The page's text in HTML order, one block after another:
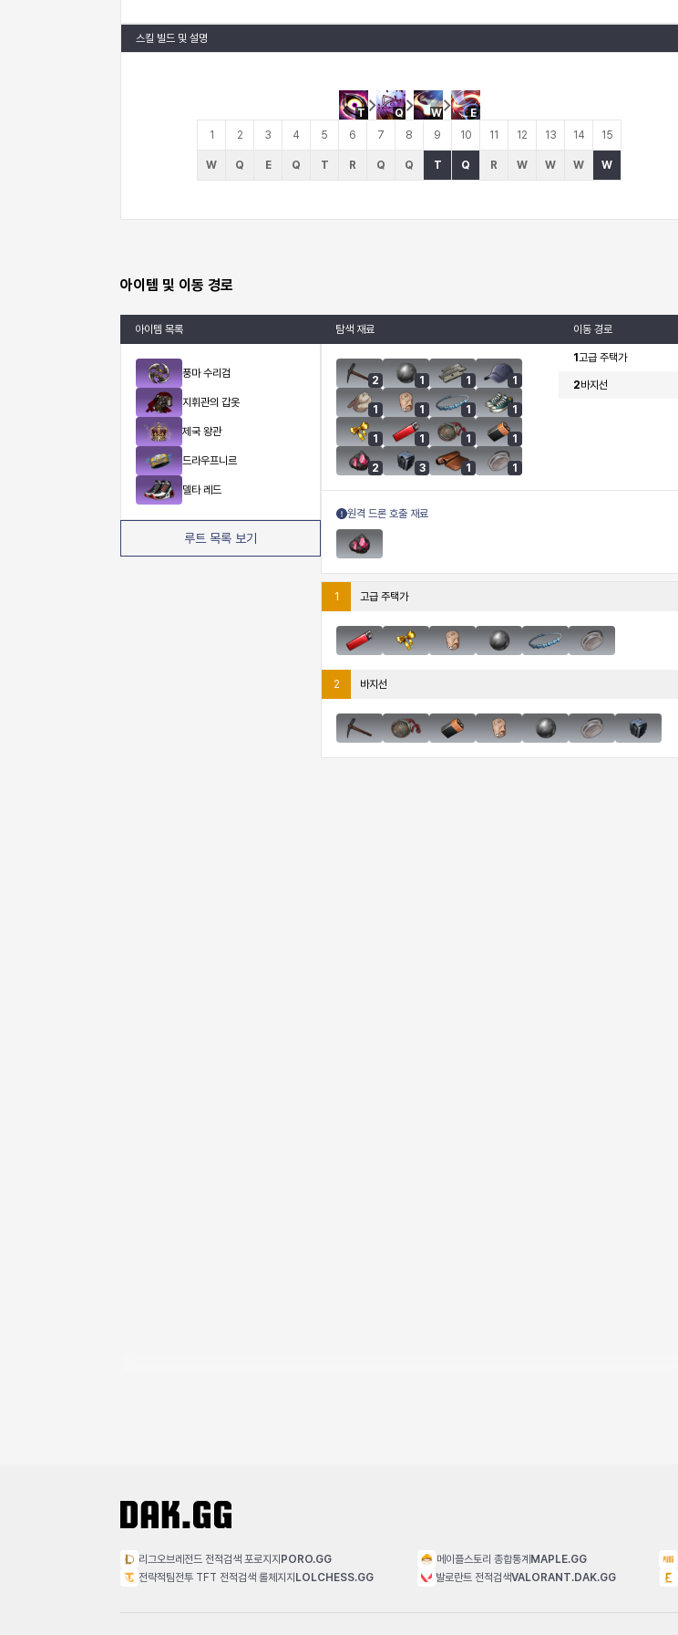
스킬 빌드 및 설명
T Q W
E
1
W
2
Q
3
E
4
Q
5
T
6
R
7
Q
8
Q
9
T
10
Q
11
R
12
W
13
W
14
W
15
W
아이템 및 이동 경로
아이템 목록
풍마 수리검
지휘관의 갑옷
제국 왕관
드라우프니르
델타 레드
루트 목록 보기
탐색 재료
2 1 1 1
1 1 1 1
1 1 1 1
2 3 1 1
이동 경로
1 고급 주택가
2바지선
원격 드론 호출 재료
1 고급 주택가
2 바지선
리그오브레전드 전적검색 포로지지PORO.GG
전략적팀전투 TFT 전적검색 롤체지지LOLCHESS.GG
메이플스토리 종합통계MAPLE.GG
발로란트 전적검색VALORANT.DAK.GG